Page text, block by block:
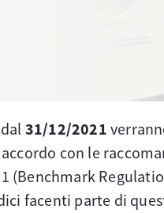
31/12/2021
con le
(Benchmark
facenti parte di